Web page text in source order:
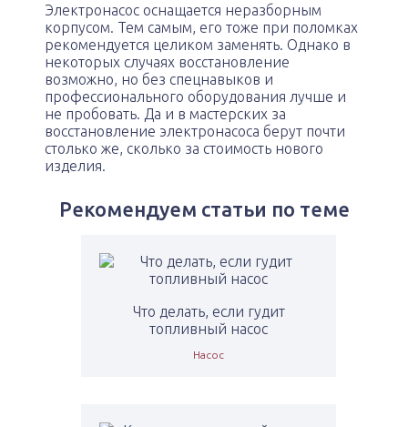
Электронасос оснащается неразборным
корпусом. Тем самым, его тоже при поломках
рекомендуется целиком заменять. Однако в
некоторых случаях восстановление
возможно, но без спецнавыков и
профессионального оборудования лучше и
не пробовать. Да и в мастерских за
восстановление электронасоса берут почти
столько же, сколько за стоимость нового
изделия.
Рекомендуем статьи по теме
Что делать, если гудит
топливный насос
Насос